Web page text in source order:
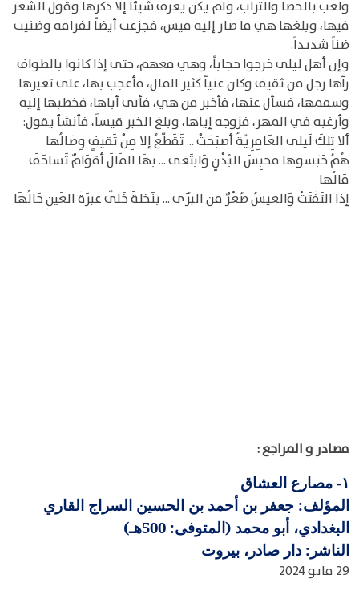
ولعب بالحصا والتراب، ولم يكن يعرف شيئاً إلا ذكرها وقول الشعر
فيها، وبلغها هي ما صار إليه قيس، فجزعت أيضاً لفراقه وضنيت
ضناً شديداً.
وإن أهل ليلى خرجوا حجاباً، وهي معهم، حتى إذا كانوا بالطواف
رآها رجل من ثقيف وكان غنياً كثير المال، فأعجب بها، على تغيرها
وسقمها، فسأل عنها، فأخبر من هي، فأتى أباها، فخطبها إليه
وأرغبه في المهر، فزوجه إياها، وبلغ الخبر قيساً، فأنشأ يقول:
ألا تِلكَ لَيلى العَامِرِيّةُ أصبَحَتْ ... تَقَطّعُ إلا مِنْ ثَقيفٍ وِصَالُها
هُمُ حَبَسوها محبِسَ البُدْنِِ وَابتَغى ... بهَا المَالَ أقوَامٌ تَساحَفَ
مَالُها
إذا التَفَتَتْ وَالعيسُ صُعْرٌ من البُرَى ... بنَخلةَ خَلّى عبرَةَ العَينِ حَالُهَا
مصادر و المراجع :
١-
مصارع العشاق
المؤلف: جعفر بن أحمد بن الحسين السراج القاري
البغدادي، أبو محمد (المتوفى: 500هـ)
الناشر: دار صادر، بيروت
29 مايو 2024